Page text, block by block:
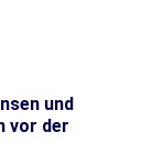
und
vor der